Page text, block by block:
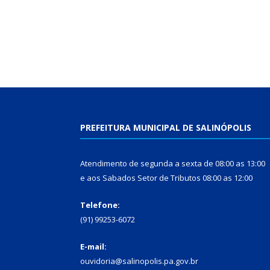
PREFEITURA MUNICIPAL DE SALINÓPOLIS
Atendimento de segunda a sexta de 08:00 as 13:00
e aos Sabados Setor de Tributos 08:00 as 12:00
Telefone:
(91) 99253-6072
E-mail:
ouvidoria@salinopolis.pa.gov.br